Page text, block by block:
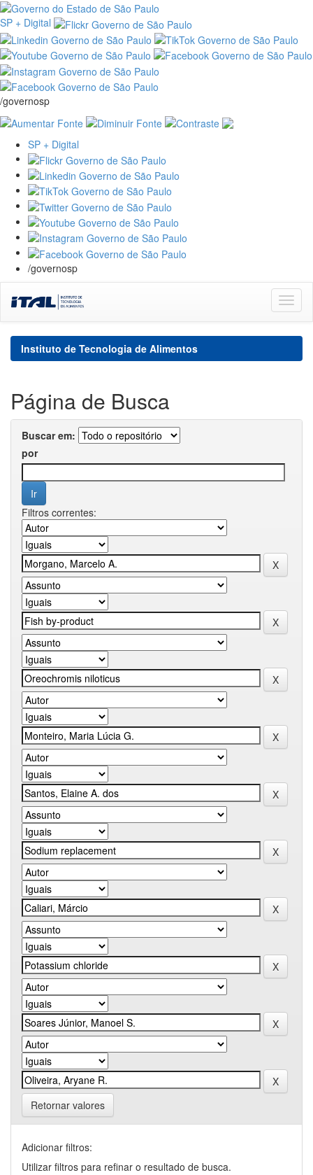
SP + Digital
/governosp
SP + Digital
/governosp
navigation
Instituto de Tecnologia de Alimentos
Página de Busca
Buscar em:
por
Filtros correntes:
Retornar valores
Adicionar filtros:
Utilizar filtros para refinar o resultado de busca.